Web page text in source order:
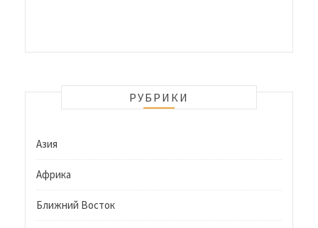
РУБРИКИ
Азия
Африка
Ближний Восток